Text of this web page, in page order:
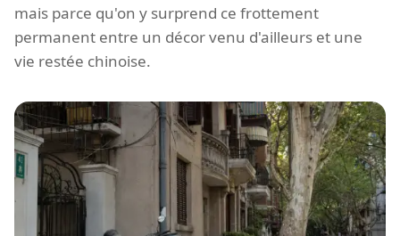
mais parce qu'on y surprend ce frottement
permanent entre un décor venu d'ailleurs et une
vie restée chinoise.